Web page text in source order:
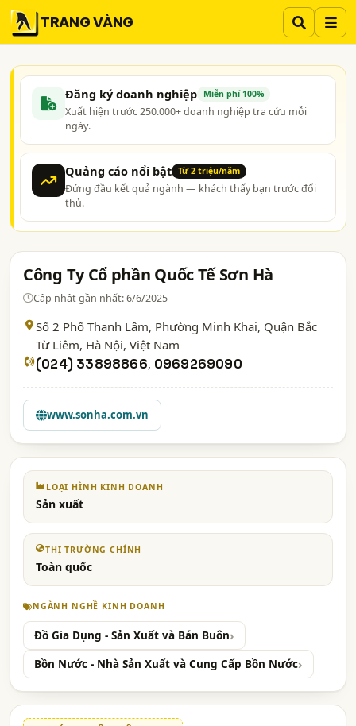
TRANG VÀNG
Đăng ký doanh nghiệp Miễn phí 100%
Xuất hiện trước 250.000+ doanh nghiệp tra cứu mỗi
ngày.
Quảng cáo nổi bật Từ 2 triệu/năm
Đứng đầu kết quả ngành — khách thấy bạn trước đối
thủ.
Công Ty Cổ phần Quốc Tế Sơn Hà
Cập nhật gần nhất: 6/6/2025
Số 2 Phố Thanh Lâm, Phường Minh Khai, Quận Bắc
Từ Liêm, Hà Nội, Việt Nam
(024) 33898866, 0969269090
www.sonha.com.vn
LOẠI HÌNH KINH DOANH
Sản xuất
THỊ TRƯỜNG CHÍNH
Toàn quốc
NGÀNH NGHỀ KINH DOANH
Đồ Gia Dụng - Sản Xuất và Bán Buôn
Bồn Nước - Nhà Sản Xuất và Cung Cấp Bồn Nước